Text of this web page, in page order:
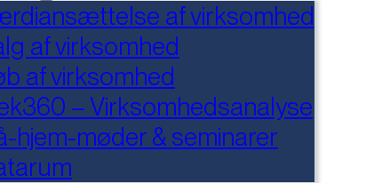
af virksomhed
af virksomhed
af virksomhed
– Virksomhedsanalyse
hjem-møder & seminarer